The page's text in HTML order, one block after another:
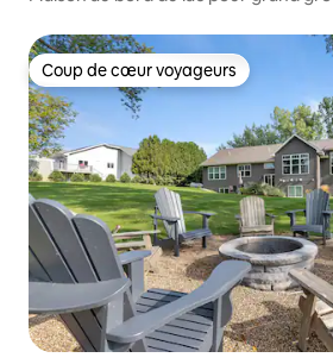
Coup de cœur voyageurs
Coup de cœur voyageurs